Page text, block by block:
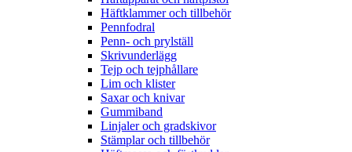
Häftklammer och tillbehör
Pennfodral
Penn- och prylställ
Skrivunderlägg
Tejp och tejphållare
Lim och klister
Saxar och knivar
Gummiband
Linjaler och gradskivor
Stämplar och tillbehör